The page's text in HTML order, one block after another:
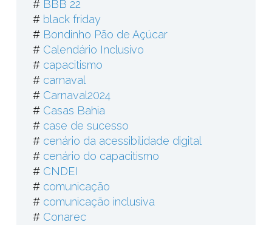
# BBB 22
# black friday
# Bondinho Pão de Açúcar
# Calendário Inclusivo
# capacitismo
# carnaval
# Carnaval2024
# Casas Bahia
# case de sucesso
# cenário da acessibilidade digital
# cenário do capacitismo
# CNDEI
# comunicação
# comunicação inclusiva
# Conarec